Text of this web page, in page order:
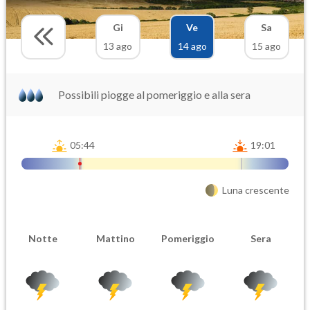
Gi
13 ago
Ve
14 ago
Sa
15 ago
Possibili piogge al pomeriggio e alla sera
05:44 19:01
Luna crescente
Notte Mattino Pomeriggio Sera